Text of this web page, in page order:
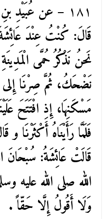
١٨١ – عن عُبَيْدِ بنِ
قَالَ: كُنْتُ عِنْدَ
نَحنُ نَذْكُرُ حُمَّى
نَضْحَكُ، ثُمَّ صِرْنَا
مَسْكَنِهَا، إِذِ افْتَتَحَ
فَلَمَّا رَأَيْنَاهُ أَكْثَرْنَا
قَالَتْ عَائِشَةُ: سُبْحَانَ
الله صلى الله عليه
وَلَا أَقُولُ إِلَّا حَقّاً .